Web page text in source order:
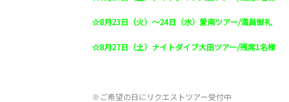
☆8月23日（火）～24日（水）愛南ツアー/満員御礼
☆8月27日（土）ナイトダイブ大田ツアー/残席1名様
※ご希望の日にリクエストツアー受付中